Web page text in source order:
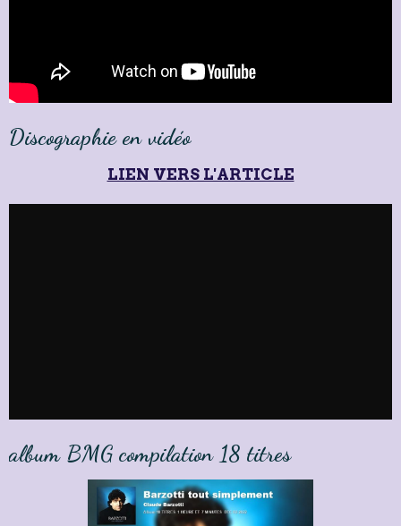
Discographie en vidéo
LIEN VERS L'ARTICLE
album BMG compilation 18 titres